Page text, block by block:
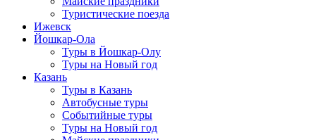
Туристические поезда
Ижевск
Йошкар-Ола
Туры в Йошкар-Олу
Туры на Новый год
Казань
Туры в Казань
Автобусные туры
Событийные туры
Туры на Новый год